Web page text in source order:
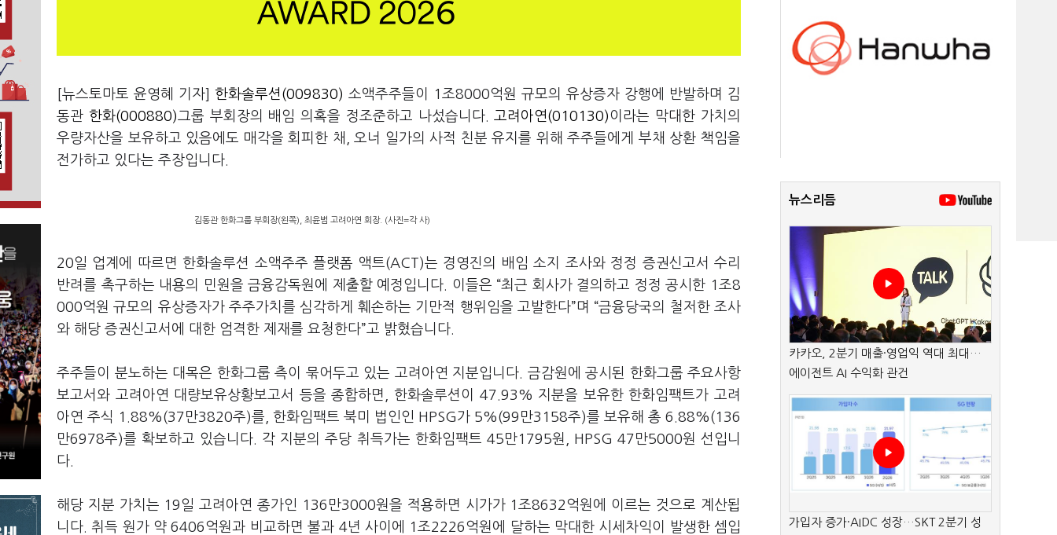
[뉴스토마토 윤영혜 기자] 한화솔루션(009830) 소액주주들이 1조8000억원 규모의 유상증자 강행에 반발하며 김
동관 한화(000880)그룹 부회장의 배임 의혹을 정조준하고 나섰습니다.고려아연(010130)이라는 막대한 가치의
우량자산을 보유하고 있음에도 매각을 회피한 채, 오너 일가의 사적 친분 유지를 위해 주주들에게 부채 상환 책임을
전가하고 있다는 주장입니다.
김동관 한화그룹 부회장(왼쪽), 최윤범 고려아연 회장. (사진=각 사)
20일 업계에 따르면 한화솔루션 소액주주 플랫폼 액트(ACT)는 경영진의 배임 소지 조사와 정정 증권신고서 수리
반려를 촉구하는 내용의 민원을 금융감독원에 제출할 예정입니다. 이들은 “최근 회사가 결의하고 정정 공시한 1조8
000억원 규모의 유상증자가 주주가치를 심각하게 훼손하는 기만적 행위임을 고발한다”며 “금융당국의 철저한 조사
와 해당 증권신고서에 대한 엄격한 제재를 요청한다”고 밝혔습니다.
주주들이 분노하는 대목은 한화그룹 측이 묶어두고 있는 고려아연 지분입니다. 금감원에 공시된 한화그룹 주요사항
보고서와 고려아연 대량보유상황보고서 등을 종합하면, 한화솔루션이 47.93% 지분을 보유한 한화임팩트가 고려
아연 주식 1.88%(37만3820주)를, 한화임팩트 북미 법인인 HPSG가 5%(99만3158주)를 보유해 총 6.88%(136
만6978주)를 확보하고 있습니다. 각 지분의 주당 취득가는 한화임팩트 45만1795원, HPSG 47만5000원 선입니
다.
해당 지분 가치는 19일 고려아연 종가인 136만3000원을 적용하면 시가가 1조8632억원에 이르는 것으로 계산됩
니다. 취득 원가 약 6406억원과 비교하면 불과 4년 사이에 1조2226억원에 달하는 막대한 시세차익이 발생한 셈입
뉴스리듬
카카오, 2분기 매출·영업익 역대 최대…
에이전트 AI 수익화 관건
가입자 증가·AIDC 성장…SKT 2분기 성